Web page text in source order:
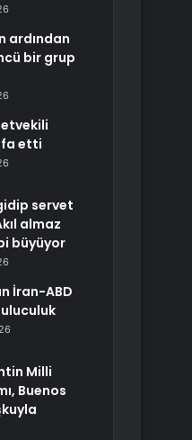
ardından
bir grup
etti
servet
almaz
büyüyor
İran-ABD
Milli
Buenos